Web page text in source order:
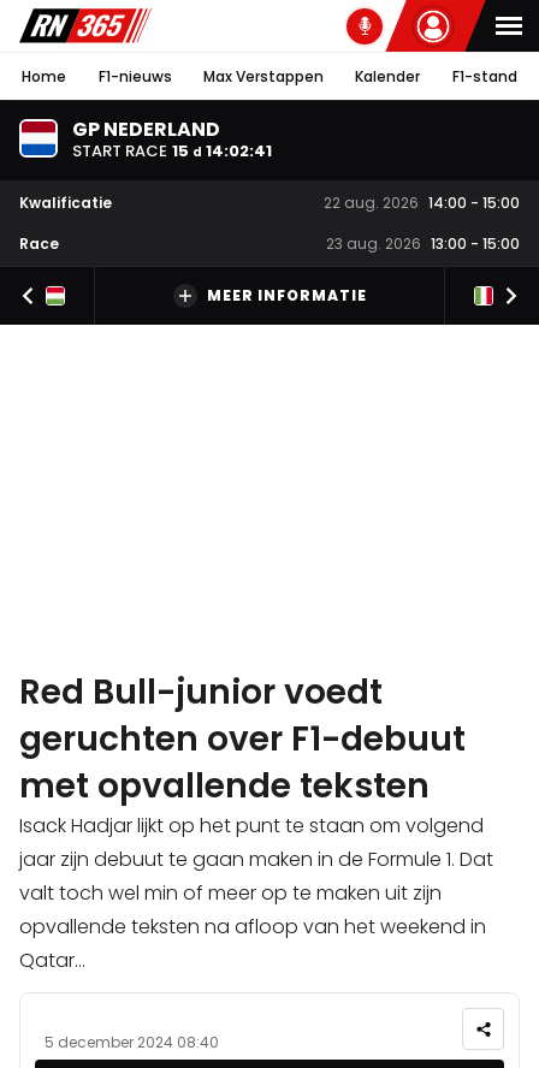
Home F1-nieuws Max Verstappen Kalender F1-stand
GP NEDERLAND
START RACE 15 d 14:02:41
Kwalificatie 22 aug. 2026 14:00 - 15:00
Race
23 aug. 2026 13:00 - 15:00
MEER INFORMATIE
Red Bull-junior voedt
geruchten over F1-debuut
met opvallende teksten
Isack Hadjar lijkt op het punt te staan om volgend
jaar zijn debuut te gaan maken in de Formule 1. Dat
valt toch wel min of meer op te maken uit zijn
opvallende teksten na afloop van het weekend in
Qatar...
5 december 2024 08:40